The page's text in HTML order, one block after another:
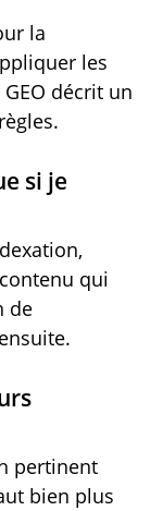
la
les
décrit un
si je
qui
de
pertinent
bien plus